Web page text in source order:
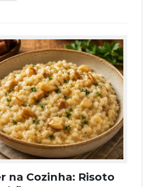
na Cozinha: Risoto